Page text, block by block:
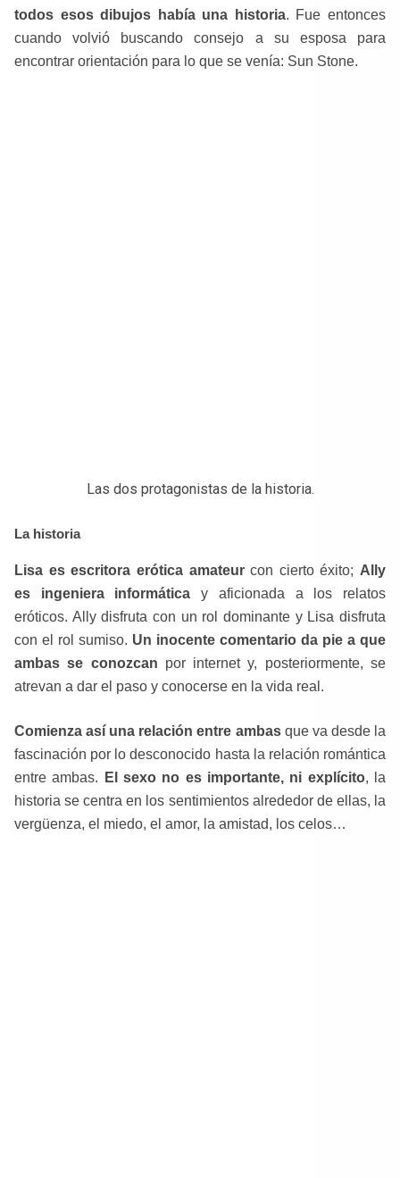
todos esos dibujos había una historia. Fue entonces
cuando volvió buscando consejo a su esposa para
encontrar orientación para lo que se venía: Sun Stone.
Las dos protagonistas de la historia.
La historia
Lisa es escritora erótica amateurcon cierto éxito; Ally
es ingeniera informática y aficionada a los relatos
eróticos. Ally disfruta con un rol dominante y Lisa disfruta
con el rol sumiso. Un inocente comentario da pie a que
ambas se conozcan por internet y, posteriormente, se
atrevan a dar el paso y conocerse en la vida real.
Comienza así una relación entre ambasque va desde la
fascinación por lo desconocido hasta la relación romántica
entre ambas.
El sexo no es importante, ni explícito, la
historia se centra en los sentimientos alrededor de ellas, la
vergüenza, el miedo, el amor, la amistad, los celos…